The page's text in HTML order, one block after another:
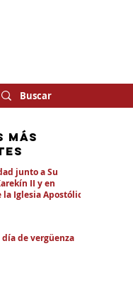
junto a Su
II y en
Iglesia Apostólica
de vergüenza
MÁS